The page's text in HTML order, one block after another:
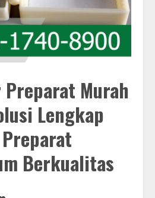
Murah
Lengkap
Berkualitas